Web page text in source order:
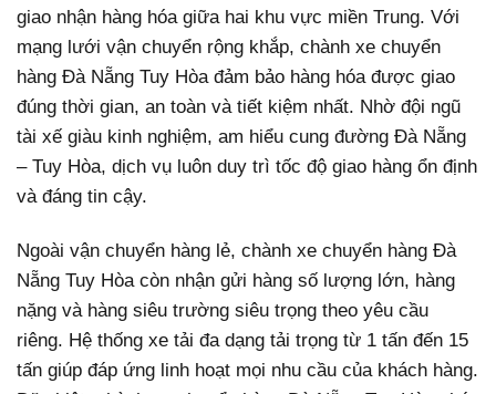
giao nhận hàng hóa giữa hai khu vực miền Trung. Với
mạng lưới vận chuyển rộng khắp, chành xe chuyển
hàng Đà Nẵng Tuy Hòa đảm bảo hàng hóa được giao
đúng thời gian, an toàn và tiết kiệm nhất. Nhờ đội ngũ
tài xế giàu kinh nghiệm, am hiểu cung đường Đà Nẵng
– Tuy Hòa, dịch vụ luôn duy trì tốc độ giao hàng ổn định
và đáng tin cậy.
Ngoài vận chuyển hàng lẻ, chành xe chuyển hàng Đà
Nẵng Tuy Hòa còn nhận gửi hàng số lượng lớn, hàng
nặng và hàng siêu trường siêu trọng theo yêu cầu
riêng. Hệ thống xe tải đa dạng tải trọng từ 1 tấn đến 15
tấn giúp đáp ứng linh hoạt mọi nhu cầu của khách hàng.